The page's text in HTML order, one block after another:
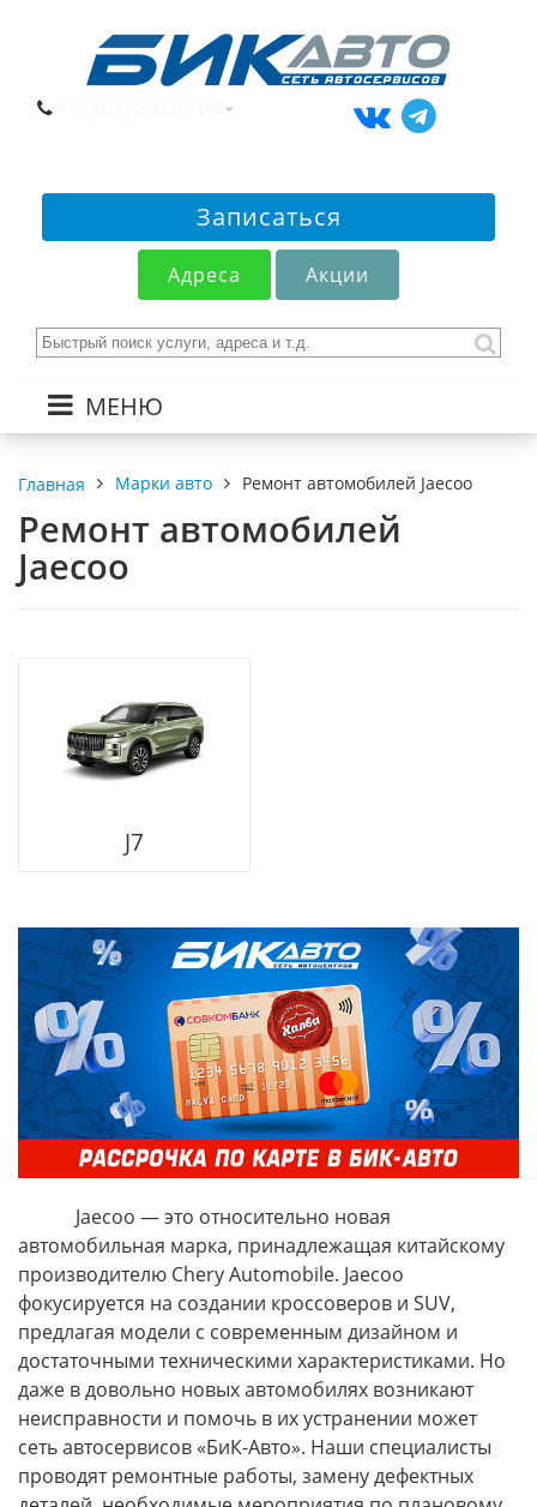
Записаться
Адреса Акции
МЕНЮ
Главная Марки авто Ремонт автомобилей Jaecoo
Ремонт автомобилей
Jaecoo
J7
Jaecoo — это относительно новая
автомобильная марка, принадлежащая китайскому
производителю Chery Automobile. Jaecoo
фокусируется на создании кроссоверов и SUV,
предлагая модели с современным дизайном и
достаточными техническими характеристиками. Но
даже в довольно новых автомобилях возникают
неисправности и помочь в их устранении может
сеть автосервисов «БиК-Авто». Наши специалисты
проводят ремонтные работы, замену дефектных